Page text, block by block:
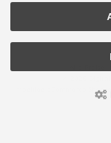
modified eCommerce